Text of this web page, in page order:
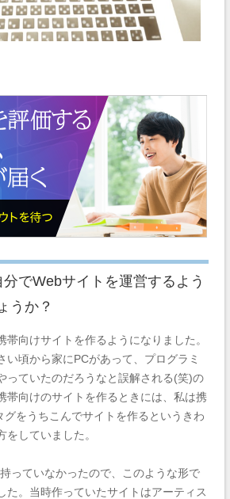
でWebサイトを運営するよう
うか？
帯向けサイトを作るようになりました。
い頃から家にPCがあって、プログラミ
っていたのだろうなと誤解される(笑)の
帯向けのサイトを作るときには、私は携
をうちこんでサイトを作るというきわ
していました。
っていなかったので、このような形で
た。当時作っていたサイトはアーティス